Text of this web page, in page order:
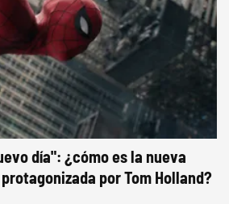
día": ¿cómo es la nueva
por Tom Holland?